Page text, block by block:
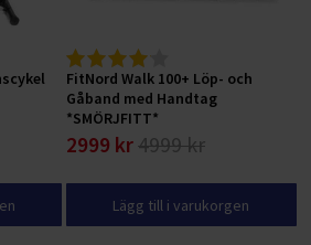
FitNord Walk 100+ Löp- och
Gåband med Handtag
*SMÖRJFITT*
2999 kr4999 kr
Lägg till i varukorgen